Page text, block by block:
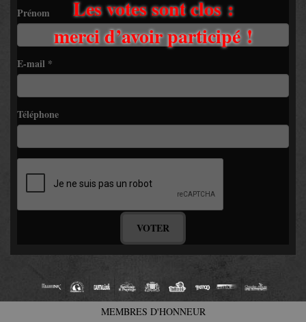
Prénom
E-mail *
Téléphone
VOTER
Les votes sont clos :
merci d’avoir participé !
MEMBRES D'HONNEUR